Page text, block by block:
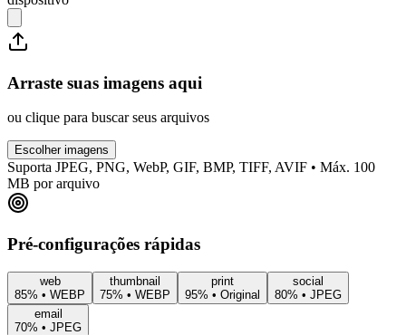
Arraste suas imagens aqui
ou clique para buscar seus arquivos
Escolher imagens
Suporta JPEG, PNG, WebP, GIF, BMP, TIFF, AVIF • Máx. 100
MB por arquivo
Pré-configurações rápidas
web
85% • WEBP
thumbnail
75% • WEBP
print
95% • Original
social
80% • JPEG
email
70% • JPEG